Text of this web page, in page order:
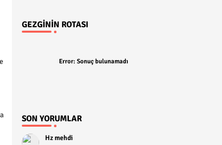
GEZGININ ROTASI
Error: Sonuç bulunamadı
SON YORUMLAR
Hz mehdi